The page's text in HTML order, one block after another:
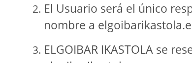
El Usuario será el único
nombre a
ELGOIBAR IKASTOLA se